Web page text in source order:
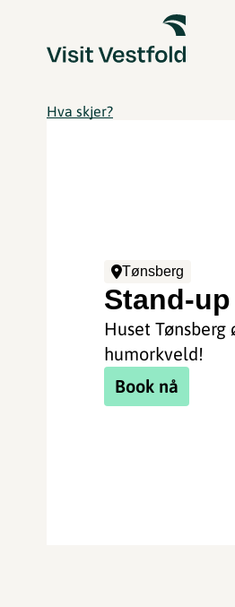
Hva skjer?
Tønsberg
Stand-up
Huset
humorkveld!
Book nå